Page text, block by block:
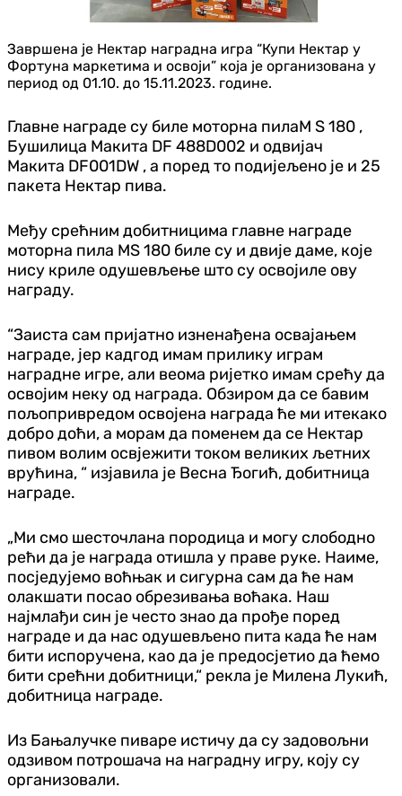
Завршена је Нектар наградна игра “Купи Нектар у
Фортуна маркетима и освоји” која је организована у
период од 01.10. до 15.11.2023. године.
Главне награде су биле моторна пилаM S 180 ,
Бушилица Макита DF 488D002 и одвијач
Макита DF001DW , а поред то подијељено је и 25
пакета Нектар пива.
Међу срећним добитницима главне награде
моторна пила MS 180 биле су и двије даме, које
нису криле одушевљење што су освојиле ову
награду.
“Заиста сам пријатно изненађена освајањем
награде, јер кадгод имам прилику играм
наградне игре, али веома ријетко имам срећу да
освојим неку од награда. Обзиром да се бавим
пољопривредом освојена награда ће ми итекако
добро доћи, а морам да поменем да се Нектар
пивом волим освјежити током великих љетних
врућина, “ изјавила је Весна Ђогић, добитница
награде.
„Ми смо шесточлана породица и могу слободно
рећи да је награда отишла у праве руке. Наиме,
посједујемо воћњак и сигурна сам да ће нам
олакшати посао обрезивања воћака. Наш
најмлађи син је често знао да прође поред
награде и да нас одушевљено пита када ће нам
бити испоручена, као да је предосјетио да ћемо
бити срећни добитници,“ рекла је Милена Лукић,
добитница награде.
Из Бањалучке пиваре истичу да су задовољни
одзивом потрошача на наградну игру, коју су
организовали.